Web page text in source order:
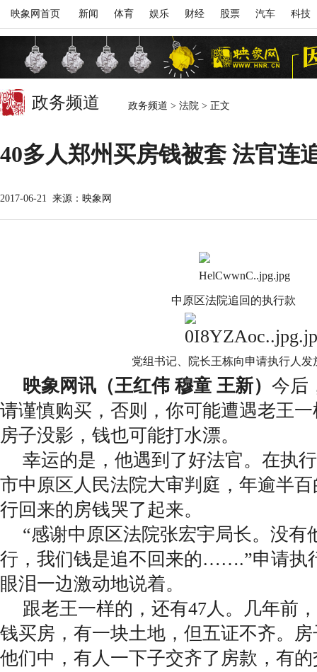
映象网首页 新闻 体育 娱乐 财经 股票 汽车 科技
政务频道 政务频道 > 法院 > 正文
40多人郑州买房钱被套 法官连
2017-06-21 来源：映象网
中原区法院追回的执行款
党组书记、院长王栋向申请执行人发
映象网讯（王红伟 穆童 王新） 今后
请谨慎购买，否则，你可能遭遇老王
房子没影，钱也可能打水漂。
幸运的是，他遇到了好法官。在执
市中原区人民法院大审判庭，年逾半
行回来的房钱哭了起来。
“感谢中原区法院张宏宇局长。没有
行，我们钱是追不回来的…….”申请执
眼泪一边激动地说着。
跟老王一样的，还有47人。几年前
钱买房，有一块土地，但五证不齐。
他们中，有人一下子交齐了房款，有